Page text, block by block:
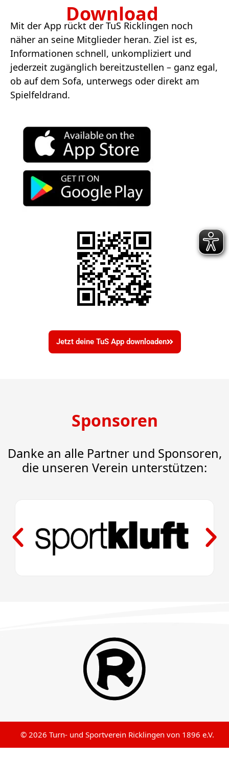
Download
Mit der App rückt der TuS Ricklingen noch
näher an seine Mitglieder heran. Ziel ist es,
Informationen schnell, unkompliziert und
jederzeit zugänglich bereitzustellen – ganz egal,
ob auf dem Sofa, unterwegs oder direkt am
Spielfeldrand.
Jetzt deine TuS App downloaden
Sponsoren
Danke an alle Partner und Sponsoren,
die unseren Verein unterstützen:
© 2026 Turn- und Sportverein Ricklingen von 1896 e.V.